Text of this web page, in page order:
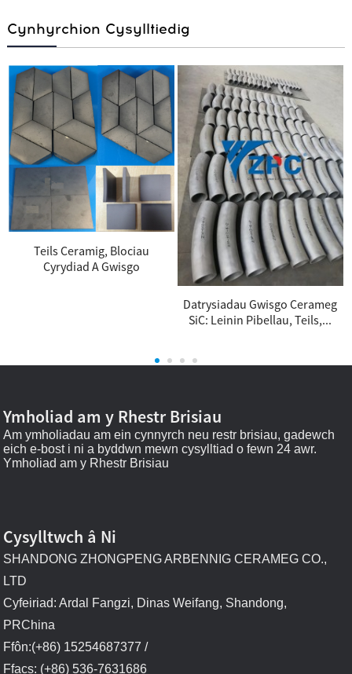
Cynhyrchion Cysylltiedig
Teils Ceramig, Blociau
Cyrydiad A Gwisgo
Datrysiadau Gwisgo Cerameg
SiC: Leinin Pibellau, Teils,...
Ymholiad am y Rhestr Brisiau
Am ymholiadau am ein cynnyrch neu restr brisiau, gadewch
eich e-bost i ni a byddwn mewn cysylltiad o fewn 24 awr.
Ymholiad am y Rhestr Brisiau
Cysylltwch â Ni
SHANDONG ZHONGPENG ARBENNIG CERAMEG CO.,
LTD
Cyfeiriad: Ardal Fangzi, Dinas Weifang, Shandong,
PRChina
Ffôn:(+86) 15254687377 /
Ffacs: (+86) 536-7631686